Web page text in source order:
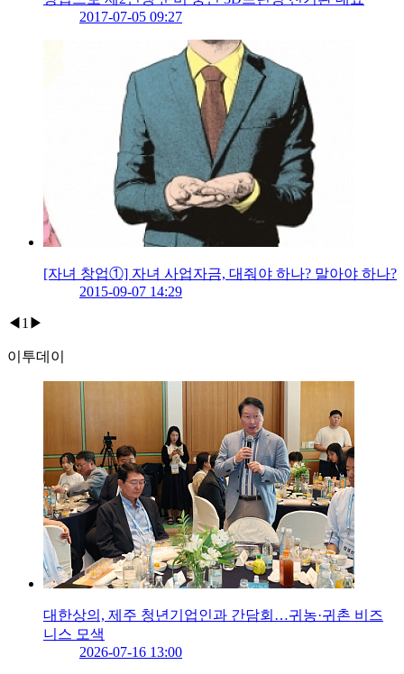
2017-07-05 09:27
[자녀 창업①] 자녀 사업자금, 대줘야 하나? 말아야 하나?
2015-09-07 14:29
◀ 1 ▶
이투데이
대한상의, 제주 청년기업인과 간담회…귀농·귀촌 비즈
니스 모색
2026-07-16 13:00